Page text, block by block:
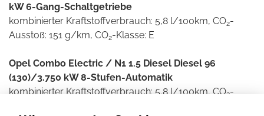
kW 6-Gang-Schaltgetriebe
kombinierter Kraftstoffverbrauch: 5,8 l/100km, CO2-
Ausstoß: 151 g/km, CO2-Klasse: E
Opel Combo Electric / N1 1.5 Diesel Diesel 96
(130)/3.750 kW 8-Stufen-Automatik
kombinierter Kraftstoffverbrauch: 5,8 l/100km, CO2-